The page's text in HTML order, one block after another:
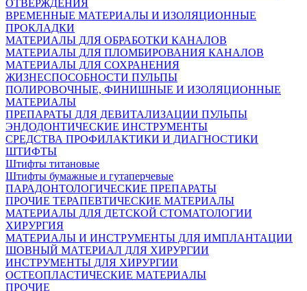
ОТВЕРЖДЕНИЯ
ВРЕМЕННЫЕ МАТЕРИАЛЫ И ИЗОЛЯЦИОННЫЕ
ПРОКЛАДКИ
МАТЕРИАЛЫ ДЛЯ ОБРАБОТКИ КАНАЛОВ
МАТЕРИАЛЫ ДЛЯ ПЛОМБИРОВАНИЯ КАНАЛОВ
МАТЕРИАЛЫ ДЛЯ СОХРАНЕНИЯ
ЖИЗНЕСПОСОБНОСТИ ПУЛЬПЫ
ПОЛИРОВОЧНЫЕ, ФИНИШНЫЕ И ИЗОЛЯЦИОННЫЕ
МАТЕРИАЛЫ
ПРЕПАРАТЫ ДЛЯ ДЕВИТАЛИЗАЦИИ ПУЛЬПЫ
ЭНДОДОНТИЧЕСКИЕ ИНСТРУМЕНТЫ
СРЕДСТВА ПРОФИЛАКТИКИ И ДИАГНОСТИКИ
ШТИФТЫ
Штифты титановые
Штифты бумажные и гутаперчевые
ПАРАДОНТОЛОГИЧЕСКИЕ ПРЕПАРАТЫ
ПРОЧИЕ ТЕРАПЕВТИЧЕСКИЕ МАТЕРИАЛЫ
МАТЕРИАЛЫ ДЛЯ ДЕТСКОЙ СТОМАТОЛОГИИ
ХИРУРГИЯ
МАТЕРИАЛЫ И ИНСТРУМЕНТЫ ДЛЯ ИМПЛАНТАЦИИ
ШОВНЫЙ МАТЕРИАЛ ДЛЯ ХИРУРГИИ
ИНСТРУМЕНТЫ ДЛЯ ХИРУРГИИ
ОСТЕОПЛАСТИЧЕСКИЕ МАТЕРИАЛЫ
ПРОЧИЕ